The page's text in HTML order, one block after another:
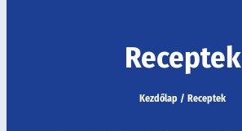
Receptek
Kezdőlap / Receptek